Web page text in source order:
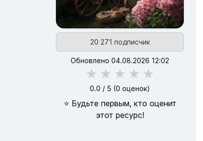
20 271 подписчик
Обновлено 04.08.2026 12:02
★ ★ ★ ★ ★
0.0 / 5 (0 оценок)
⭐ Будьте первым, кто оценит
этот ресурс!